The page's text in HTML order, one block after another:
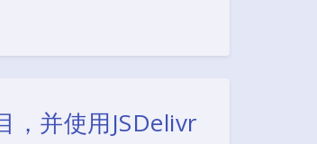
并使用JSDelivr